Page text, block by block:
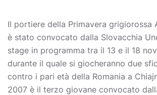
Il portiere della Primavera grigiorossa
è stato convocato dalla Slovacchia
stage in programma tra il 13 e il 18
durante il quale si giocheranno due
contro i pari età della Romania a
2007 è il terzo giovane convocato